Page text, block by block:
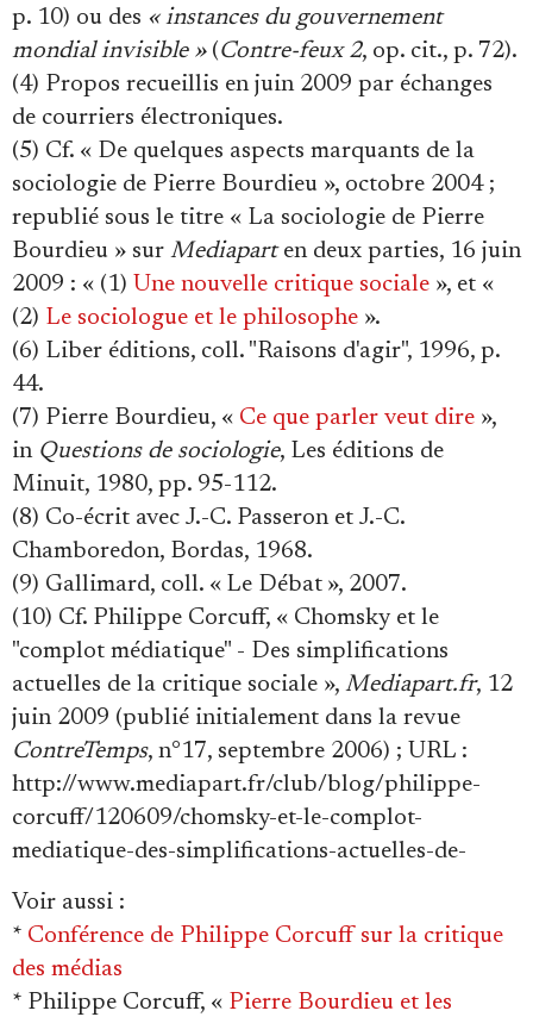
p. 10) ou des « instances du gouvernement
mondial invisible »(Contre-feux 2, op. cit., p. 72).
(4) Propos recueillis en juin 2009 par échanges
de courriers électroniques.
(5) Cf. « De quelques aspects marquants de la
sociologie de Pierre Bourdieu », octobre 2004 ;
republié sous le titre « La sociologie de Pierre
Bourdieu » sur Mediaparten deux parties, 16 juin
2009 : « (1) Une nouvelle critique sociale », et «
(2) Le sociologue et le philosophe ».
(6) Liber éditions, coll. "Raisons d'agir", 1996, p.
44.
(7) Pierre Bourdieu, « Ce que parler veut dire »,
in Questions de sociologie, Les éditions de
Minuit, 1980, pp. 95-112.
(8) Co-écrit avec J.-C. Passeron et J.-C.
Chamboredon, Bordas, 1968.
(9) Gallimard, coll. « Le Débat », 2007.
(10) Cf. Philippe Corcuff, « Chomsky et le
"complot médiatique" - Des simplifications
actuelles de la critique sociale », Mediapart.fr, 12
juin 2009 (publié initialement dans la revue
ContreTemps, n°17, septembre 2006) ; URL :
http://www.mediapart.fr/club/blog/philippe-
corcuff/120609/chomsky-et-le-complot-
mediatique-des-simplifications-actuelles-de-
Voir aussi :
* Conférence de Philippe Corcuff sur la critique
des médias
* Philippe Corcuff, « Pierre Bourdieu et les